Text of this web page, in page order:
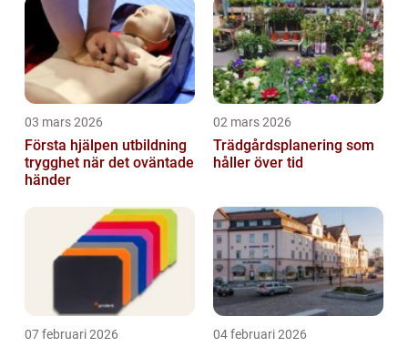
03 mars 2026
Första hjälpen utbildning
trygghet när det oväntade
händer
02 mars 2026
Trädgårdsplanering som
håller över tid
07 februari 2026 04 februari 2026